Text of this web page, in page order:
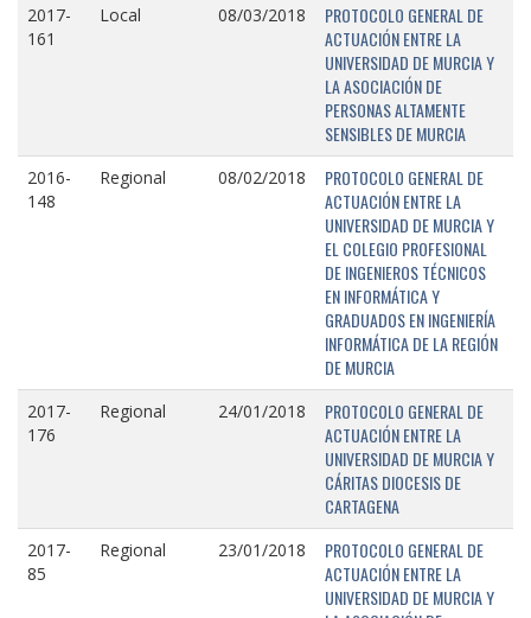
2017-
161
Local 08/03/2018
PROTOCOLO GENERAL DE
ACTUACIÓN ENTRE LA
UNIVERSIDAD DE MURCIA Y
LA ASOCIACIÓN DE
PERSONAS ALTAMENTE
SENSIBLES DE MURCIA
2016-
148
Regional 08/02/2018
PROTOCOLO GENERAL DE
ACTUACIÓN ENTRE LA
UNIVERSIDAD DE MURCIA Y
EL COLEGIO PROFESIONAL
DE INGENIEROS TÉCNICOS
EN INFORMÁTICA Y
GRADUADOS EN INGENIERÍA
INFORMÁTICA DE LA REGIÓN
DE MURCIA
2017-
176
Regional 24/01/2018
PROTOCOLO GENERAL DE
ACTUACIÓN ENTRE LA
UNIVERSIDAD DE MURCIA Y
CÁRITAS DIOCESIS DE
CARTAGENA
2017-
85
Regional 23/01/2018
PROTOCOLO GENERAL DE
ACTUACIÓN ENTRE LA
UNIVERSIDAD DE MURCIA Y